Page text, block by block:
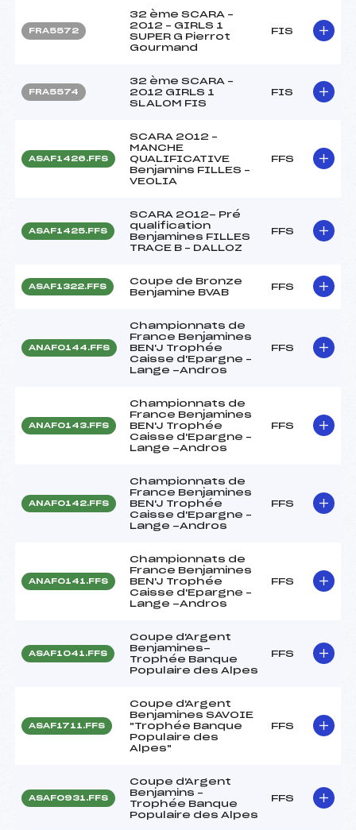
FRA5572
32 ème SCARA –
2012 – GIRLS 1
SUPER G Pierrot
Gourmand
FIS
FRA5574
32 ème SCARA –
2012 GIRLS 1
SLALOM FIS
FIS
ASAF1426.FFS
SCARA 2012 –
MANCHE
QUALIFICATIVE
Benjamins FILLES –
VEOLIA
FFS
ASAF1425.FFS
SCARA 2012- Pré
qualification
Benjamines FILLES
TRACE B – DALLOZ
FFS
ASAF1322.FFS
Coupe de Bronze
Benjamine BVAB
FFS
ANAF0144.FFS
Championnats de
France Benjamines
BEN'J Trophée
Caisse d'Epargne –
Lange -Andros
FFS
ANAF0143.FFS
Championnats de
France Benjamines
BEN'J Trophée
Caisse d'Epargne –
Lange -Andros
FFS
ANAF0142.FFS
Championnats de
France Benjamines
BEN'J Trophée
Caisse d'Epargne –
Lange -Andros
FFS
ANAF0141.FFS
Championnats de
France Benjamines
BEN'J Trophée
Caisse d'Epargne –
Lange -Andros
FFS
ASAF1041.FFS
Coupe d'Argent
Benjamines-
Trophée Banque
Populaire des Alpes
FFS
ASAF1711.FFS
Coupe d'Argent
Benjamines SAVOIE
"Trophée Banque
Populaire des
Alpes"
FFS
ASAF0931.FFS
Coupe d'Argent
Benjamins –
Trophée Banque
Populaire des Alpes
FFS